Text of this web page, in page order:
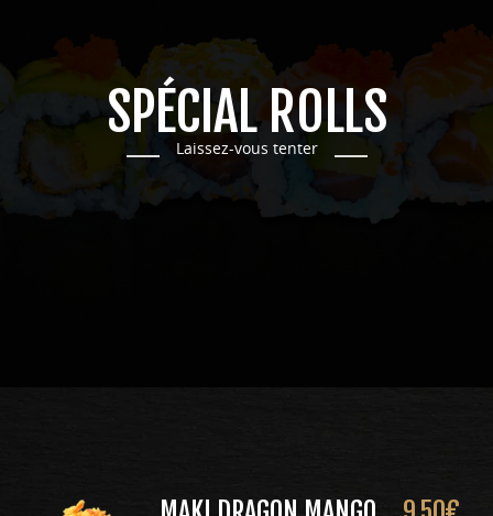
SPÉCIAL ROLLS
Laissez-vous tenter